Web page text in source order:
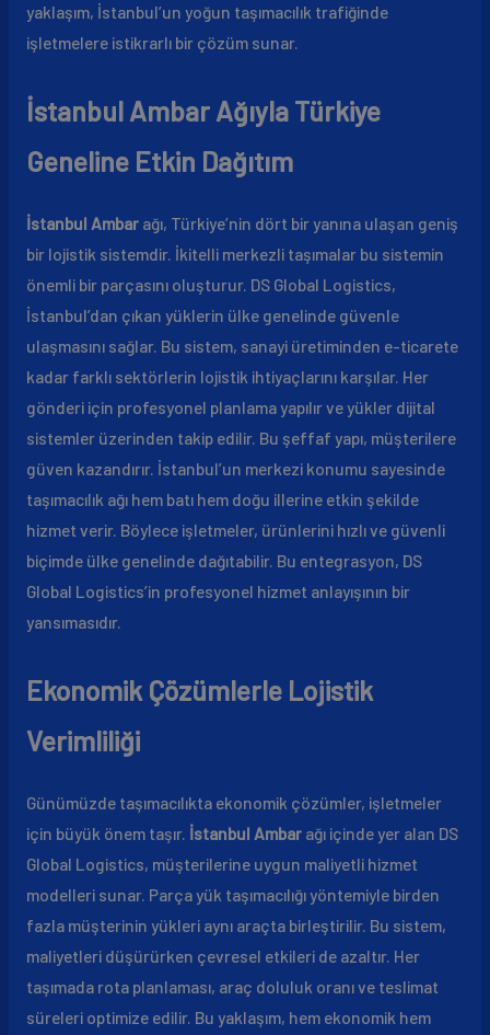
yaklaşım, İstanbul’un yoğun taşımacılık trafiğinde
işletmelere istikrarlı bir çözüm sunar.
İstanbul Ambar Ağıyla Türkiye
Geneline Etkin Dağıtım
İstanbul Ambarağı, Türkiye’nin dört bir yanına ulaşan geniş
bir lojistik sistemdir. İkitelli merkezli taşımalar bu sistemin
önemli bir parçasını oluşturur. DS Global Logistics,
İstanbul’dan çıkan yüklerin ülke genelinde güvenle
ulaşmasını sağlar. Bu sistem, sanayi üretiminden e-ticarete
kadar farklı sektörlerin lojistik ihtiyaçlarını karşılar. Her
gönderi için profesyonel planlama yapılır ve yükler dijital
sistemler üzerinden takip edilir. Bu şeffaf yapı, müşterilere
güven kazandırır. İstanbul’un merkezi konumu sayesinde
taşımacılık ağı hem batı hem doğu illerine etkin şekilde
hizmet verir. Böylece işletmeler, ürünlerini hızlı ve güvenli
biçimde ülke genelinde dağıtabilir. Bu entegrasyon, DS
Global Logistics’in profesyonel hizmet anlayışının bir
yansımasıdır.
Ekonomik Çözümlerle Lojistik
Verimliliği
Günümüzde taşımacılıkta ekonomik çözümler, işletmeler
için büyük önem taşır. İstanbul Ambarağı içinde yer alan DS
Global Logistics, müşterilerine uygun maliyetli hizmet
modelleri sunar. Parça yük taşımacılığı yöntemiyle birden
fazla müşterinin yükleri aynı araçta birleştirilir. Bu sistem,
maliyetleri düşürürken çevresel etkileri de azaltır. Her
taşımada rota planlaması, araç doluluk oranı ve teslimat
süreleri optimize edilir. Bu yaklaşım, hem ekonomik hem